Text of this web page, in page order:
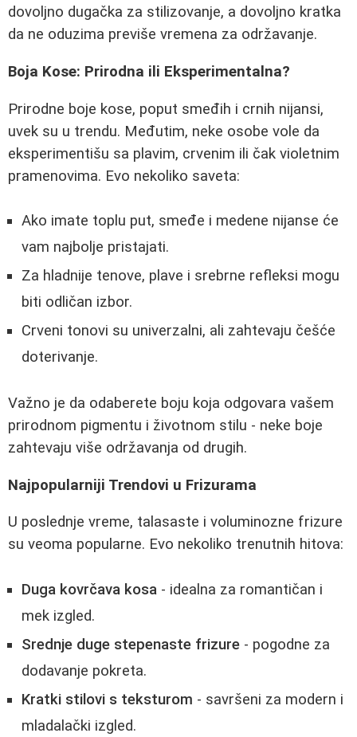
dovoljno dugačka za stilizovanje, a dovoljno kratka
da ne oduzima previše vremena za održavanje.
Boja Kose: Prirodna ili Eksperimentalna?
Prirodne boje kose, poput smeđih i crnih nijansi,
uvek su u trendu. Međutim, neke osobe vole da
eksperimentišu sa plavim, crvenim ili čak violetnim
pramenovima. Evo nekoliko saveta:
Ako imate toplu put, smeđe i medene nijanse će
vam najbolje pristajati.
Za hladnije tenove, plave i srebrne refleksi mogu
biti odličan izbor.
Crveni tonovi su univerzalni, ali zahtevaju češće
doterivanje.
Važno je da odaberete boju koja odgovara vašem
prirodnom pigmentu i životnom stilu - neke boje
zahtevaju više održavanja od drugih.
Najpopularniji Trendovi u Frizurama
U poslednje vreme, talasaste i voluminozne frizure
su veoma popularne. Evo nekoliko trenutnih hitova:
Duga kovrčava kosa - idealna za romantičan i
mek izgled.
Srednje duge stepenaste frizure - pogodne za
dodavanje pokreta.
Kratki stilovi s teksturom - savršeni za modern i
mladalački izgled.